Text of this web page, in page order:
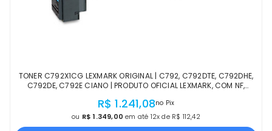
TONER C792X1CG LEXMARK ORIGINAL | C792, C792DTE, C792DHE,
C792DE, C792E CIANO | PRODUTO OFICIAL LEXMARK, COM NF,
R$ 1.241,08no Pix
ou R$ 1.349,00 em até 12x de R$ 112,42